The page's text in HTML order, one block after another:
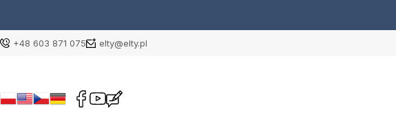
+48 603 871 075 elty@elty.pl